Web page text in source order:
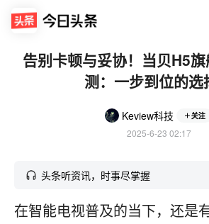
告别卡顿与妥协！当贝H5
测：一步到位的选
Keview科技 关注
2025-6-23 02:17
头条听资讯，时事尽掌握
在智能电视普及的当下，还是